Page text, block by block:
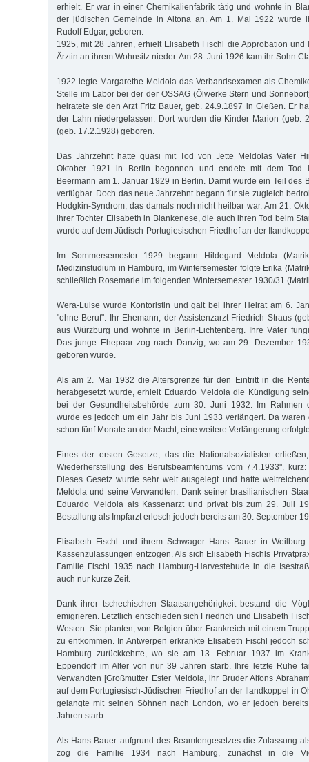
erhielt. Er war in einer Chemikalienfabrik tätig und wohnte in
der jüdischen Gemeinde in Altona an. Am 1. Mai 1922 wurde
Rudolf Edgar, geboren.
1925, mit 28 Jahren, erhielt Elisabeth Fischl die Approbation und
Ärztin an ihrem Wohnsitz nieder. Am 28. Juni 1926 kam ihr Sohn
1922 legte Margarethe Meldola das Verbandsexamen als
Stelle im Labor bei der der OSSAG (Ölwerke Stern und
heiratete sie den Arzt Fritz Bauer, geb. 24.9.1897 in Gießen. Er
der Lahn niedergelassen. Dort wurden die Kinder Marion (geb.
(geb. 17.2.1928) geboren.
Das Jahrzehnt hatte quasi mit Tod von Jette Meldolas Vater
Oktober 1921 in Berlin begonnen und endete mit dem Tod
Beermann am 1. Januar 1929 in Berlin. Damit wurde ein Teil des
verfügbar. Doch das neue Jahrzehnt begann für sie zugleich
Hodgkin-Syndrom, das damals noch nicht heilbar war. Am 21.
ihrer Tochter Elisabeth in Blankenese, die auch ihren Tod beim
wurde auf dem Jüdisch-Portugiesischen Friedhof an der
Im Sommersemester 1929 begann Hildegard Meldola
Medizinstudium in Hamburg, im Wintersemester folgte Erika
schließlich Rosemarie im folgenden Wintersemester 1930/31
Wera-Luise wurde Kontoristin und galt bei ihrer Heirat am 6.
"ohne Beruf". Ihr Ehemann, der Assistenzarzt Friedrich Straus
aus Würzburg und wohnte in Berlin-Lichtenberg. Ihre Väter
Das junge Ehepaar zog nach Danzig, wo am 29. Dezember
geboren wurde.
Als am 2. Mai 1932 die Altersgrenze für den Eintritt in die
herabgesetzt wurde, erhielt Eduardo Meldola die Kündigung
bei der Gesundheitsbehörde zum 30. Juni 1932. Im Rahmen
wurde es jedoch um ein Jahr bis Juni 1933 verlängert. Da waren
schon fünf Monate an der Macht; eine weitere Verlängerung
Eines der ersten Gesetze, das die Nationalsozialisten
Wiederherstellung des Berufsbeamtentums vom 7.4.1933", kurz:
Dieses Gesetz wurde sehr weit ausgelegt und hatte
Meldola und seine Verwandten. Dank seiner brasilianischen
Eduardo Meldola als Kassenarzt und privat bis zum 29. Juli
Bestallung als Impfarzt erlosch jedoch bereits am 30. September
Elisabeth Fischl und ihrem Schwager Hans Bauer in
Kassenzulassungen entzogen. Als sich Elisabeth Fischls
Familie Fischl 1935 nach Hamburg-Harvestehude in die
auch nur kurze Zeit.
Dank ihrer tschechischen Staatsangehörigkeit bestand die
emigrieren. Letztlich entschieden sich Friedrich und Elisabeth
Westen. Sie planten, von Belgien über Frankreich mit einem
zu entkommen. In Antwerpen erkrankte Elisabeth Fischl jedoch
Hamburg zurückkehrte, wo sie am 13. Februar 1937 im
Eppendorf im Alter von nur 39 Jahren starb. Ihre letzte Ruhe
Verwandten [Großmutter Ester Meldola, ihr Bruder Alfons
auf dem Portugiesisch-Jüdischen Friedhof an der Ilandkoppel in
gelangte mit seinen Söhnen nach London, wo er jedoch
Jahren starb.
Als Hans Bauer aufgrund des Beamtengesetzes die Zulassung
zog die Familie 1934 nach Hamburg, zunächst in die